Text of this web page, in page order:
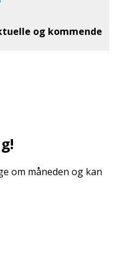
og kommende
om måneden og kan